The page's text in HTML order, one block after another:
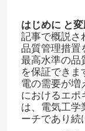
はじめに と
記事で概説さ
品質管理措置
最高水準の品
を保証できま
電の需要が増
におけるエポ
は、電気工学
ーチであり続